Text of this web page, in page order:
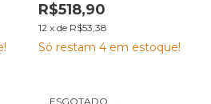
1195 C55 7048564
R$518,90
12 x de R$53,38
Só restam 4 em estoque!
ESGOTADO